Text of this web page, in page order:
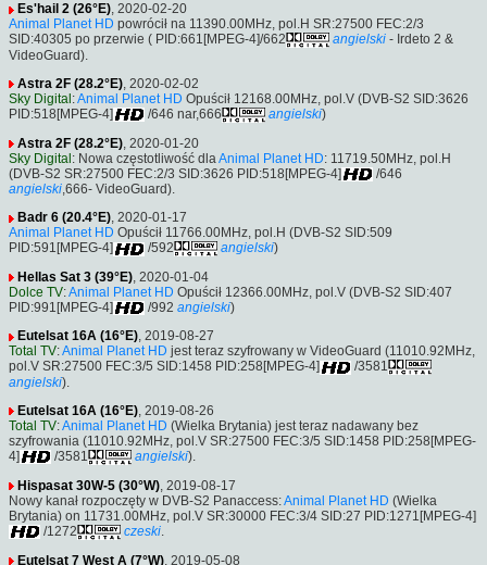
Es'hail 2 (26°E), 2020-02-20
Animal Planet HD powrócił na 11390.00MHz, pol.H SR:27500 FEC:2/3
SID:40305 po przerwie ( PID:661[MPEG-4]/662
angielski - Irdeto 2 &
VideoGuard).
Astra 2F (28.2°E), 2020-02-02
Sky Digital :Animal Planet HD Opuścił 12168.00MHz, pol.V (DVB-S2 SID:3626
PID:518[MPEG-4]
/646 nar,666 angielski)
Astra 2F (28.2°E), 2020-01-20
Sky Digital: Nowa częstotliwość dlaAnimal Planet HD: 11719.50MHz, pol.H
(DVB-S2 SR:27500 FEC:2/3 SID:3626 PID:518[MPEG-4]
/646
angielski,666- VideoGuard).
Badr 6 (20.4°E), 2020-01-17
Animal Planet HD Opuścił 11766.00MHz, pol.H (DVB-S2 SID:509
PID:591[MPEG-4]
/592 angielski)
Hellas Sat 3 (39°E), 2020-01-04
Dolce TV:Animal Planet HD Opuścił 12366.00MHz, pol.V (DVB-S2 SID:407
PID:991[MPEG-4]
/992 angielski)
Eutelsat 16A (16°E), 2019-08-27
Total TV:Animal Planet HD jest teraz szyfrowany w VideoGuard (11010.92MHz,
pol.V SR:27500 FEC:3/5 SID:1458 PID:258[MPEG-4]
/3581
angielski).
Eutelsat 16A (16°E), 2019-08-26
Total TV:Animal Planet HD (Wielka Brytania) jest teraz nadawany bez
szyfrowania (11010.92MHz, pol.V SR:27500 FEC:3/5 SID:1458 PID:258[MPEG-
4]
/3581 angielski).
Hispasat 30W-5 (30°W), 2019-08-17
Nowy kanał rozpoczęty w DVB-S2 Panaccess:Animal Planet HD (Wielka
Brytania) on 11731.00MHz, pol.V SR:30000 FEC:3/4 SID:27 PID:1271[MPEG-4]
/1272
czeski.
Eutelsat 7 West A (7°W), 2019-05-08